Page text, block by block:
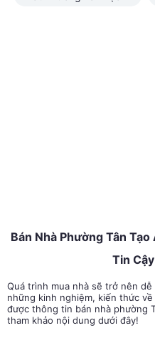
Bán Nhà Phường Tân
Tin
Quá trình mua nhà sẽ trở nên
những kinh nghiệm, kiến thức
được thông tin bán nhà phường
tham khảo nội dung dưới đây!